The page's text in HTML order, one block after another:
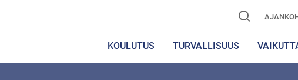
KOULUTUS TURVALLISUUS